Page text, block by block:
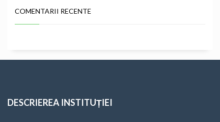
COMENTARII RECENTE
DESCRIEREA INSTITUȚIEI